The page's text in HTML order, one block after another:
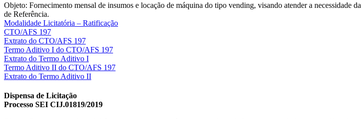
Objeto: Fornecimento mensal de insumos e locação de máquina do tipo vending, visando atender a
de Referência.
Modalidade Licitatória – Ratificação
CTO/AFS 197
Extrato do CTO/AFS 197
Termo Aditivo I do CTO/AFS 197
Extrato do Termo Aditivo I
Termo Aditivo II do CTO/AFS 197
Extrato do Termo Aditivo II
Dispensa de Licitação
Processo SEI CIJ.01819/2019